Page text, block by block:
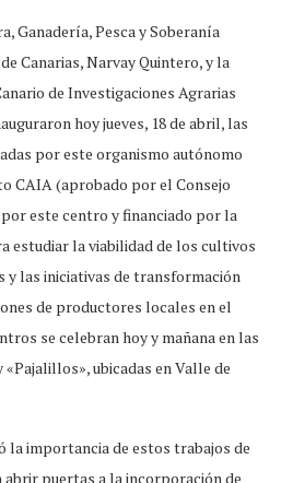
Ganadería, Pesca y Soberanía
Canarias, Narvay Quintero, y la
de Investigaciones Agrarias
hoy jueves, 18 de abril, las
por este organismo autónomo
CAIA (aprobado por el Consejo
este centro y financiado por la
estudiar la viabilidad de los cultivos
y las iniciativas de transformación
de productores locales en el
se celebran hoy y mañana en las
ubicadas en Valle de
importancia de estos trabajos de
abrir puertas a la incorporación de